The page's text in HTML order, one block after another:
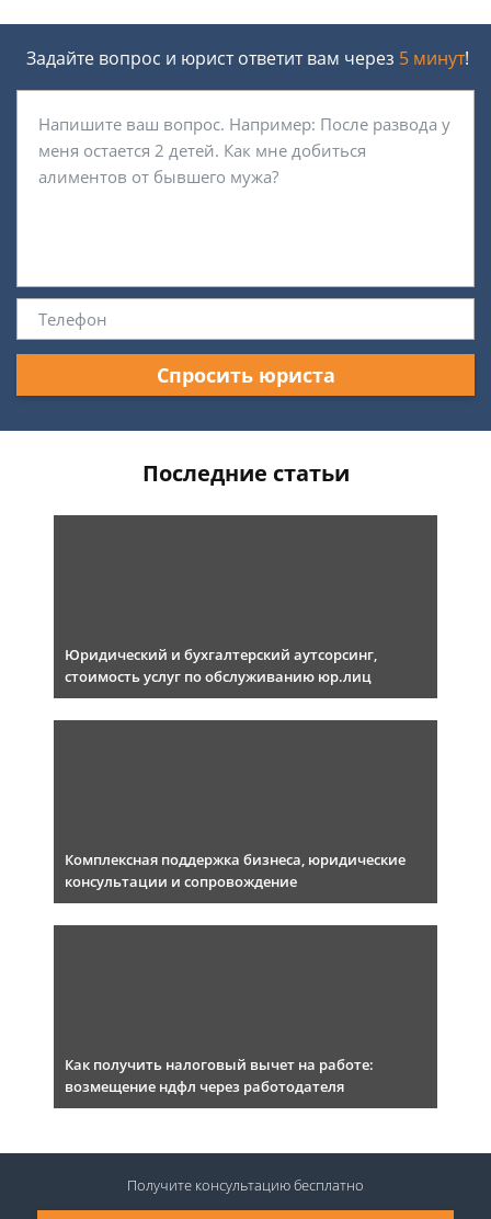
Задайте вопрос и юрист ответит вам через 5 минут!
Спросить юриста
Последние статьи
Юридический и бухгалтерский аутсорсинг,
стоимость услуг по обслуживанию юр.лиц
Комплексная поддержка бизнеса, юридические
консультации и сопровождение
Как получить налоговый вычет на работе:
возмещение ндфл через работодателя
Получите консультациюбесплатно